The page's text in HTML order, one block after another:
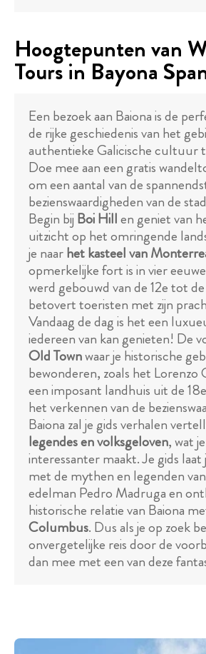
Hoogtepunten van
Tours in Bayona
Een bezoek aan Baiona is de
de rijke geschiedenis van het
authentieke Galicische cultuur
Doe mee aan een gratis
om een aantal van de
bezienswaardigheden van de
Begin bij Boi Hillen geniet van
uitzicht op het omringende
je naarhet kasteel van
opmerkelijke fort is in vier
werd gebouwd van de 12e tot
betovert toeristen met zijn
Vandaag de dag is het een
iedereen van kan genieten! De
Old Townwaar je historische
bewonderen, zoals het
een imposant landhuis uit de
het verkennen van de
Baiona zal je gids verhalen
legendes en volksgeloven, wat
interessanter maakt. Je gids laat
met de mythen en legenden
edelman Pedro Madruga en
historische relatie van Baiona
Columbus. Dus als je op zoek
onvergetelijke reis door de
dan mee met een van deze